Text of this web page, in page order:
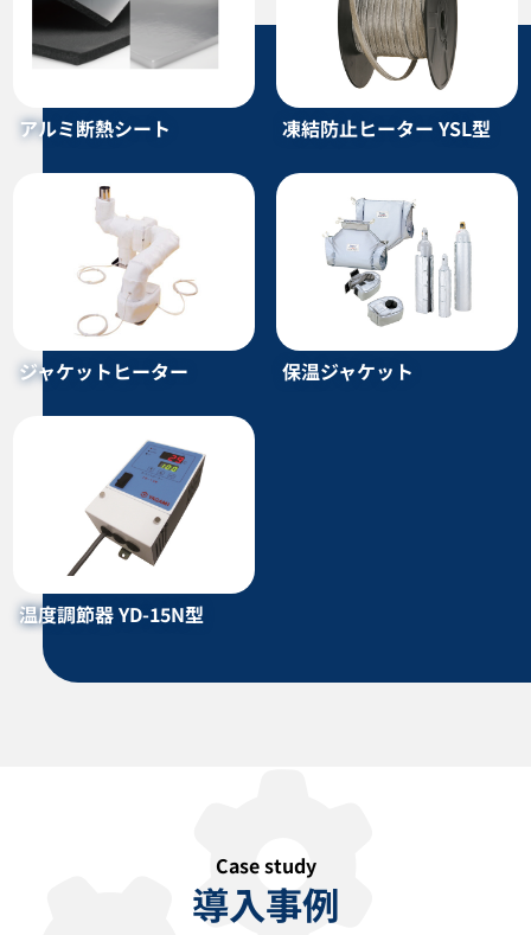
ジャンクションボックス STH型
カタログダウンロード
投込みヒーター（サーモスタッ
カタログダウンロード
液体加熱用シースヒーター LUB
型 LMB型
カタログダウンロード
プラグヒーター LAG型 LAG-T型
ドラム缶ウォーマー DW型
アルミ断熱シート 凍結防止ヒーター YSL型
ジャケットヒーター 保温ジャケット
温度調節器 YD-15N型
Case study
導入事例